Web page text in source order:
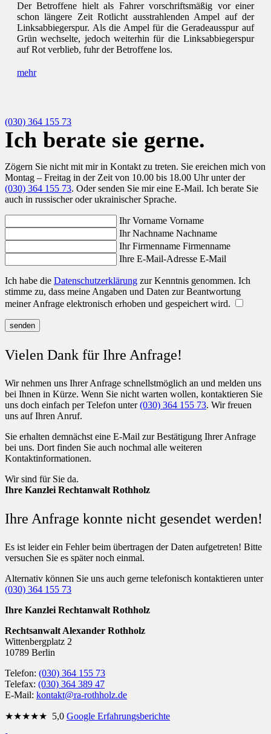
Der Betroffene hielt als Fahrer vorschriftsmäßig vor einer
schon längere Zeit Rotlicht ausstrahlenden Ampel auf der
Linksabbiegerspur. Als die Ampel für die Geradeausspur auf
Grün wechselte, jedoch weiterhin für die Linksabbiegerspur
auf Rot verblieb, fuhr der Betroffene los.
mehr
(030) 364 155 73
Ich berate sie gerne.
Zögern Sie nicht mit mir in Kontakt zu treten. Sie ereichen mich von
Montag – Freitag in der Zeit von 10.00 bis 18.00 Uhr unter der
(030) 364 155 73. Oder senden Sie mir eine E-Mail. Ich berate Sie
auch in russischer oder ukrainischer Sprache.
Ihr Vorname Vorname
Ihr Nachname Nachname
Ihr Firmenname Firmenname
Ihre E-Mail-Adresse E-Mail
Ich habe die Datenschutzerklärung zur Kenntnis genommen. Ich
stimme zu, dass meine Angaben und Daten zur Beantwortung
meiner Anfrage elektronisch erhoben und gespeichert wird.
senden
Vielen Dank für Ihre Anfrage!
Wir nehmen uns Ihrer Anfrage schnellstmöglich an und melden uns
bei Ihnen in Kürze. Wenn Sie nicht warten wollen, kontaktieren Sie
uns doch einfach per Telefon unter(030) 364 155 73. Wir freuen
uns auf Ihren Anruf.
Sie erhalten demnächst eine E-Mail zur Bestätigung Ihrer Anfrage
bei uns. Dort finden Sie auch nochmal alle weiteren
Kontaktinformationen.
Wir sind für Sie da.
Ihre Kanzlei Rechtanwalt Rothholz
Ihre Anfrage konnte nicht gesendet werden!
Es ist leider ein Fehler beim übertragen der Daten aufgetreten! Bitte
versuchen Sie es später noch einmal.
Alternativ können Sie uns auch gerne telefonisch kontaktieren unter
(030) 364 155 73
Ihre Kanzlei Rechtanwalt Rothholz
Rechtsanwalt Alexander Rothholz
Wittenbergplatz 2
10789 Berlin
Telefon: (030) 364 155 73
Telefax: (030) 364 389 47
E-Mail: kontakt@ra-rothholz.de
★★★★★ 5,0 Google Erfahrungsberichte